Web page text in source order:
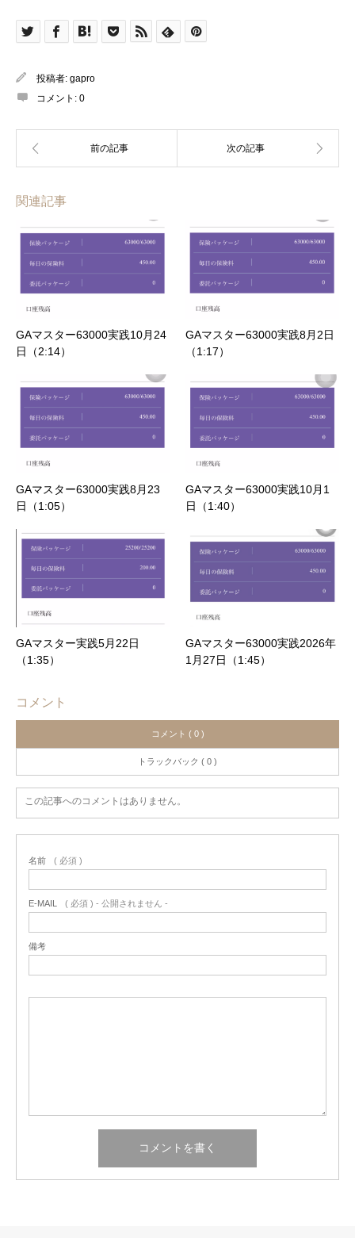
投稿者: gapro
コメント: 0
関連記事
GAマスター63000実践10月24
日（2:14）
GAマスター63000実践8月2日
（1:17）
GAマスター63000実践8月23
日（1:05）
GAマスター63000実践10月1
日（1:40）
GAマスター実践5月22日
（1:35）
GAマスター63000実践2026年
1月27日（1:45）
コメント
コメント ( 0 )
トラックバック ( 0 )
この記事へのコメントはありません。
名前 ( 必須 )
E-MAIL ( 必須 ) - 公開されません -
備考